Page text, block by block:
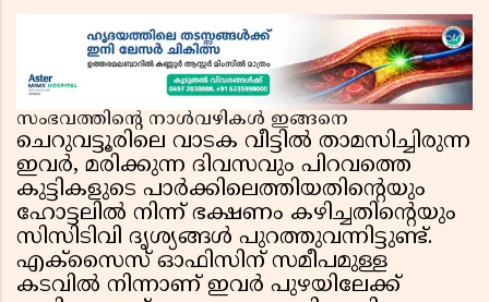
സംഭവത്തിൻ്റെ നാൾവഴികൾ ഇങ്ങനെ
ചെറുവട്ടൂരിലെ വാടക വീട്ടിൽ താമസിച്ചിരുന്ന
ഇവർ, മരിക്കുന്ന ദിവസവും പിറവത്തെ
കുട്ടികളുടെ പാർക്കിലെത്തിയതിന്റെയും
ഹോട്ടലിൽ നിന്ന് ഭക്ഷണം കഴിച്ചതിന്റെയും
സിസിടിവി ദൃശ്യങ്ങൾ പുറത്തുവന്നിട്ടുണ്ട്.
എക്സൈസ് ഓഫിസിന് സമീപമുള്ള
കടവിൽ നിന്നാണ് ഇവർ പുഴയിലേക്ക്